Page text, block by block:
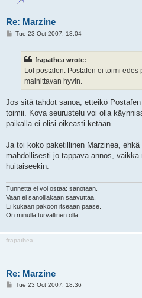
Re: Marzine
PTue 23 Oct 2007, 18:04
frapathea wrote:
Lol postafen. Postafen ei toimi
mainittavan hyvin.
Jos sitä tahdot sanoa, etteikö
toimii. Kova seurustelu voi olla
paikalla ei olisi oikeasti ketään.
Ja toi koko paketillinen Marzinea,
mahdollisesti jo tappava annos, vaikka
huitaiseekin.
Tunnetta ei voi ostaa: sanotaan.
Vaan ei sanoillakaan saavuttaa.
Ei kukaan pakoon itseään pääse.
On minulla turvallinen olla.
frapathea
Re: Marzine
PTue 23 Oct 2007, 18:36